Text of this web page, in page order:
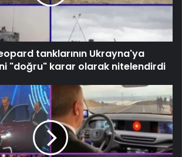
tanklarının Ukrayna'ya
"doğru" karar olarak nitelendirdi